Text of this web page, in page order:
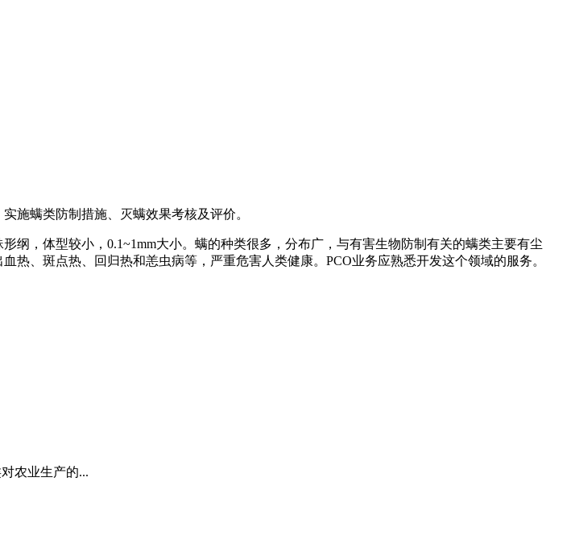
螨类防制措施、灭螨效果考核及评价。
，体型较小，0.1~1mm大小。螨的种类很多，分布广，与有害生物防制有关的螨类主要有尘
、斑点热、回归热和恙虫病等，严重危害人类健康。PCO业务应熟悉开发这个领域的服务。
农业生产的...